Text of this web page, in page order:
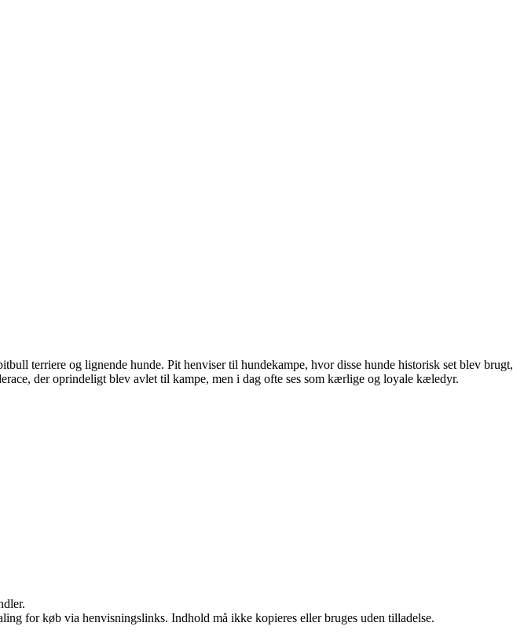
terriere og lignende hunde. Pit henviser til hundekampe, hvor disse hunde historisk set blev brugt,
der oprindeligt blev avlet til kampe, men i dag ofte ses som kærlige og loyale kæledyr.
for køb via henvisningslinks. Indhold må ikke kopieres eller bruges uden tilladelse.